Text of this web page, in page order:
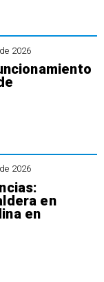
2026
2026
en
en